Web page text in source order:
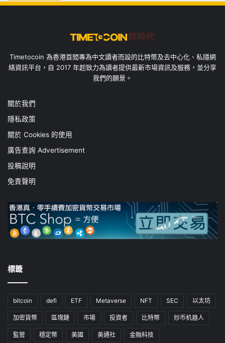
Timetocoin 為香港首間專為中文讀者而設的比特幣及去中心化、私隱網
絡資訊平台，自 2017 年起致力為讀者提供最新市場資訊及服務，並分享
我們的願景。
關於我們
隱私政策
關於 Cookies 的使用
廣告查詢 Advertisement
投稿說明
免責聲明
標籤
bitcoin defi ETF Metaverse NFT SEC 以太坊
加密貨幣 區塊鏈 市場 投資者 比特幣 炒币机器人
監管 穩定幣 美國 美通社 金融科技